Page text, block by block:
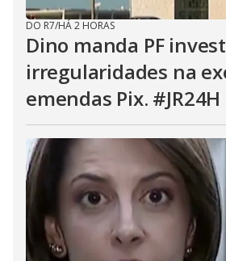
DO R7/HÁ 2 HORAS
Dino manda PF
irregularidades na
emendas Pix.